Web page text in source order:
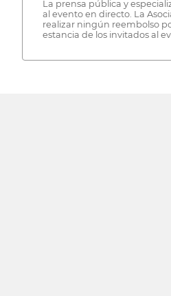
La prensa pública y
al evento en directo. La
realizar ningún reembolso
estancia de los invitados al